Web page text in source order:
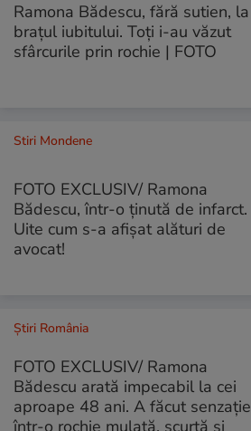
Ramona Bădescu, fără sutien, la
brațul iubitului. Toți i-au văzut
sfârcurile prin rochie | FOTO
Stiri Mondene
FOTO EXCLUSIV/ Ramona
Bădescu, într-o ținută de infarct.
Uite cum s-a afișat alături de
avocat!
Știri România
FOTO EXCLUSIV/ Ramona
Bădescu arată impecabil la cei
aproape 48 ani. A făcut senzație